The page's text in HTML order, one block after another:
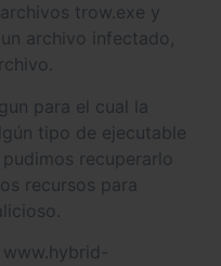
trow.exe y
archivo infectado,
para el cual la
tipo de ejecutable
recuperarlo
recursos para